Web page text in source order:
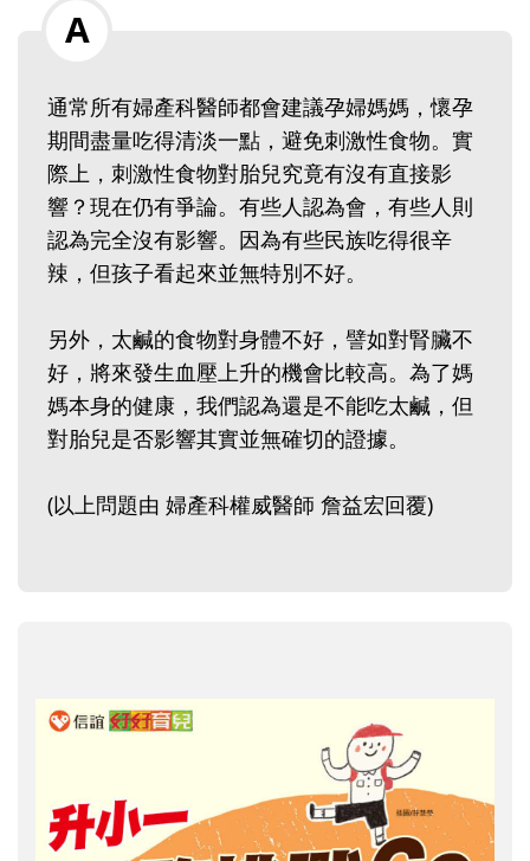
通常所有婦產科醫師都會建議孕婦媽媽，懷孕
期間盡量吃得清淡一點，避免刺激性食物。實
際上，刺激性食物對胎兒究竟有沒有直接影
響？現在仍有爭論。有些人認為會，有些人則
認為完全沒有影響。因為有些民族吃得很辛
辣，但孩子看起來並無特別不好。
另外，太鹹的食物對身體不好，譬如對腎臟不
好，將來發生血壓上升的機會比較高。為了媽
媽本身的健康，我們認為還是不能吃太鹹，但
對胎兒是否影響其實並無確切的證據。
(以上問題由 婦產科權威醫師 詹益宏回覆)